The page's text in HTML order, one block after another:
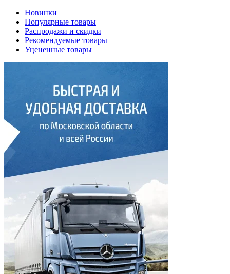
Новинки
Популярные товары
Распродажи и скидки
Рекомендуемые товары
Уцененные товары